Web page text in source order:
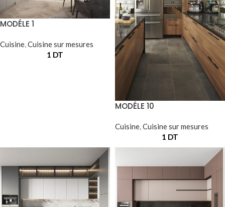
MODÉLE 1
Cuisine Cuisine sur mesures
1 DT
MODÉLE 10
Cuisine Cuisine sur mesures
1 DT